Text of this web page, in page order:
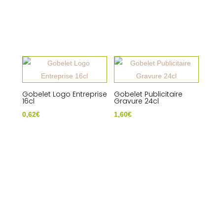
Gobelet Logo Entreprise
16cl
0,62€
Gobelet Publicitaire
Gravure 24cl
1,60€